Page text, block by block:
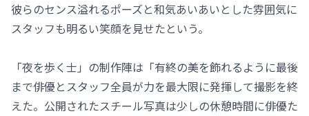
彼らのセンス溢れるポーズと和気あいあいとした雰囲気に
スタッフも明るい笑顔を見せたという。
「夜を歩く士」の制作陣は「有終の美を飾れるように最後
まで俳優とスタッフ全員が力を最大限に発揮して撮影を終
えた。公開されたスチール写真は少しの休憩時間に俳優た